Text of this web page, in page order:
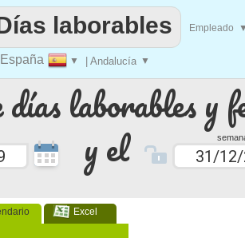
laborables y
y el
Excel
▼ | Andalucía ▼
laborables Empleado